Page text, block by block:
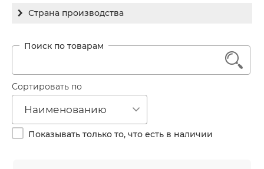
Концентрат
Крем тональный
Лосьон
Маска
Мусс
Гиперпигментация
Заживление
Обновление кожи
Постакне
Страна производства
Россия
1
Сортировать по
Наименованию
Показывать только то, что есть в наличии